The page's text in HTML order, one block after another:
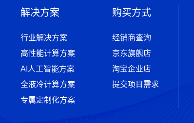
解决方案
行业解决方案
高性能计算方案
AI人工智能方案
全液冷计算方案
专属定制化方案
购买方式
经销商查询
京东旗舰店
淘宝企业店
提交项目需求